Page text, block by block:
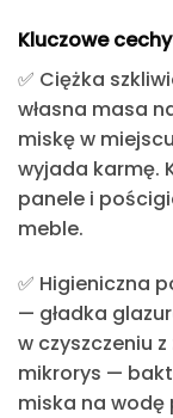
Kluczowe
✅ Ciężka
własna masa
miskę w
wyjada karmę.
panele i
meble.
✅ Higieniczna
— gładka
w czyszczeniu
mikrorys —
miska na